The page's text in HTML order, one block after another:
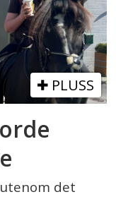
PLUSS
det